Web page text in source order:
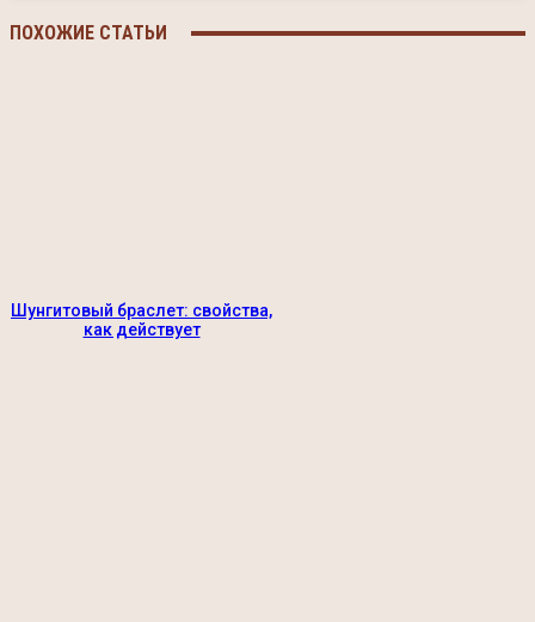
ПОХОЖИЕ СТАТЬИ
Шунгитовый браслет: свойства,
как действует